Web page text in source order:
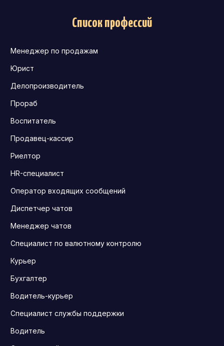
Список профессий
Менеджер по продажам
Юрист
Делопроизводитель
Прораб
Воспитатель
Продавец-кассир
Риелтор
HR-специалист
Оператор входящих сообщений
Диспетчер чатов
Менеджер чатов
Специалист по валютному контролю
Курьер
Бухгалтер
Водитель-курьер
Специалист службы поддержки
Водитель